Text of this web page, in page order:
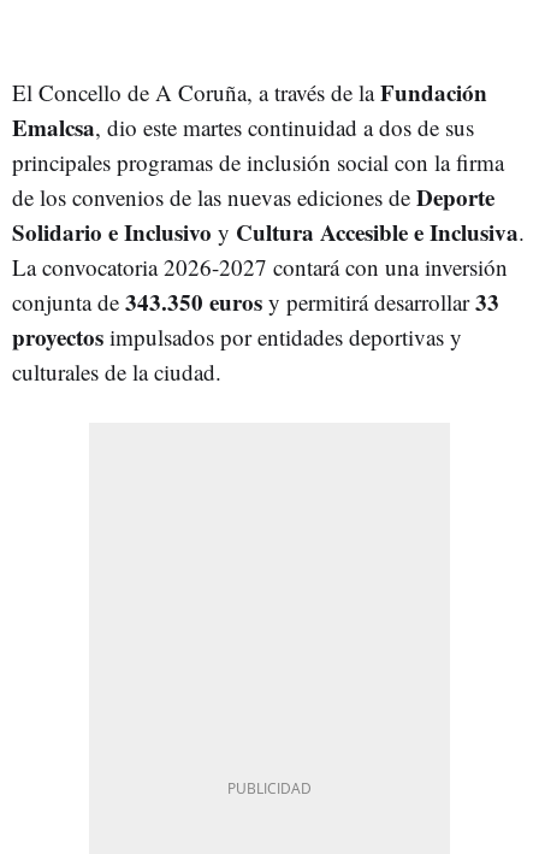
El Concello de A Coruña, a través de laFundación
Emalcsa, dio este martes continuidad a dos de sus
principales programas de inclusión social con la firma
de los convenios de las nuevas ediciones de Deporte
Solidario e Inclusivo y Cultura Accesible e Inclusiva.
La convocatoria 2026-2027 contará con una inversión
conjunta de 343.350 euros y permitirá desarrollar33
proyectos impulsados por entidades deportivas y
culturales de la ciudad.